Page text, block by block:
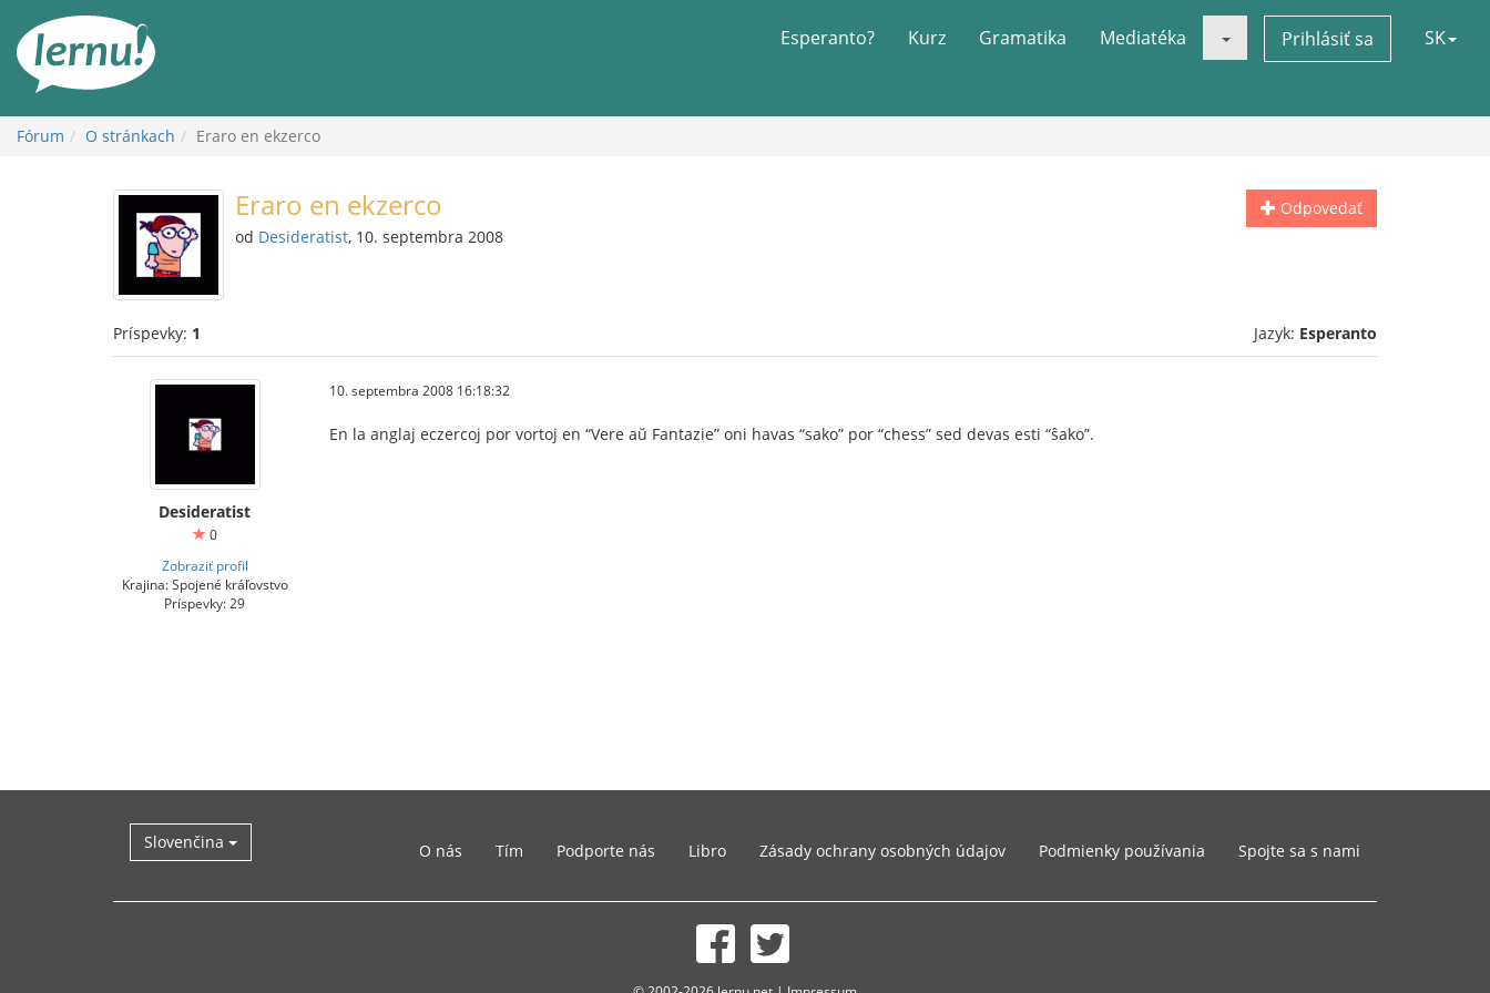
obsah
Esperanto? Kurz Gramatika Mediatéka Prihlásiť sa SK
Fórum O stránkach Eraro en ekzerco
Odpovedať
Eraro en ekzerco
od Desideratist, 10. septembra 2008
Príspevky: 1 Jazyk: Esperanto
Desideratist
0
Zobraziť profil
Krajina: Spojené kráľovstvo
Príspevky: 29
10. septembra 2008 16:18:32
En la anglaj eczercoj por vortoj en “Vere aŭ Fantazie” oni havas “sako” por “chess” sed devas esti “ŝako”.
Slovenčina O nás Tím Podporte nás Libro Zásady ochrany osobných údajov Podmienky používania Spojte sa s nami